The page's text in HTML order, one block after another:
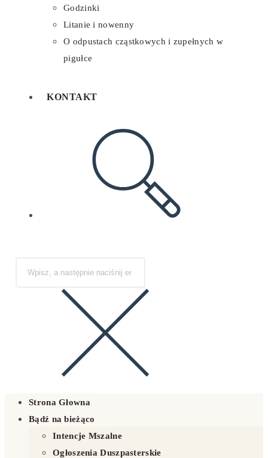
Godzinki
Litanie i nowenny
O odpustach cząstkowych i zupełnych w
pigułce
KONTAKT
Strona Głowna
Bądź na bieżąco
Intencje Mszalne
Ogłoszenia Duszpasterskie